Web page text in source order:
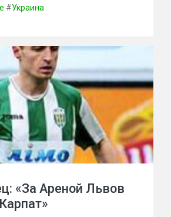
#Украина
«За Ареной Львов